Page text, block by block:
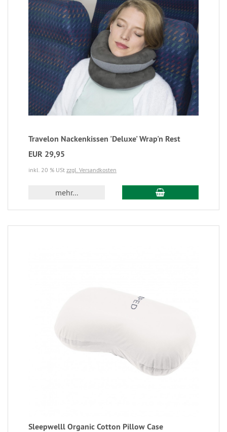
Travelon Nackenkissen 'Deluxe' Wrap'n Rest
EUR 29,95
inkl. 20 % USt zzgl. Versandkosten
mehr...
Sleepwelll Organic Cotton Pillow Case